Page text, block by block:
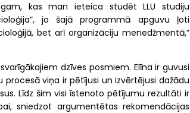
kas man ieteica studēt LLU studiju
jo šajā programmā apguvu ļoti
bet arī organizāciju menedžmentā,”
dzīves posmiem. Elīna ir guvusi
viņa ir pētījusi un izvērtējusi dažādu
Līdz šim visi īstenoto pētījumu rezultāti ir
sniedzot argumentētas rekomendācijas